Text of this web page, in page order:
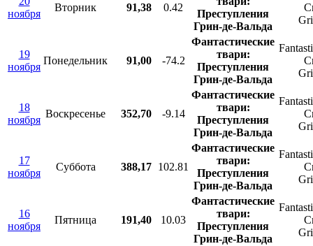
ноября
Вторник 91,38 0.42
Преступления
Грин-де-Вальда
19
ноября
Понедельник 91,00 -74.2
Фантастические
твари:
Преступления
Грин-де-Вальда
18
ноября
Воскресенье 352,70 -9.14
Фантастические
твари:
Преступления
Грин-де-Вальда
17
ноября
Суббота 388,17 102.81
Фантастические
твари:
Преступления
Грин-де-Вальда
16
ноября
Пятница 191,40 10.03
Фантастические
твари:
Преступления
Грин-де-Вальда